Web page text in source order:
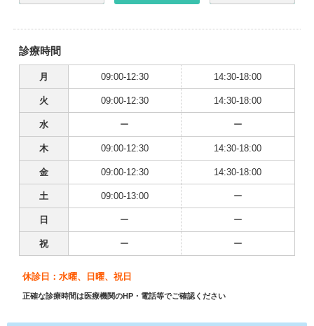
診療時間
月 09:00-12:30 14:30-18:00
火 09:00-12:30 14:30-18:00
水 ー ー
木 09:00-12:30 14:30-18:00
金 09:00-12:30 14:30-18:00
土 09:00-13:00 ー
日 ー ー
祝 ー ー
休診日：水曜、日曜、祝日
正確な診療時間は医療機関のHP・電話等でご確認ください